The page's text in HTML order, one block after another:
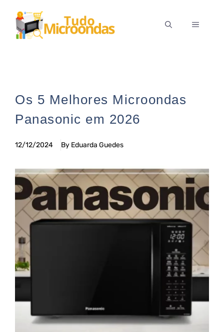
para
MENU
Os 5 Melhores Microondas
Panasonic em 2026
12/12/2024 By Eduarda Guedes